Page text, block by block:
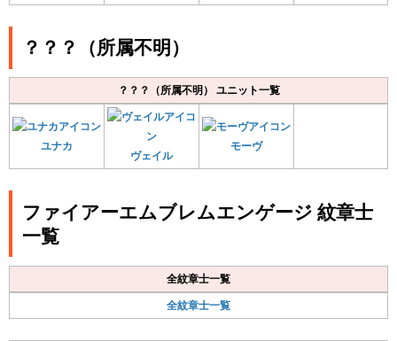
？？？（所属不明）
？？？（所属不明） ユニット一覧
ユナカ
ヴェイル
モーヴ
ファイアーエムブレムエンゲージ 紋章士
一覧
全紋章士一覧
全紋章士一覧